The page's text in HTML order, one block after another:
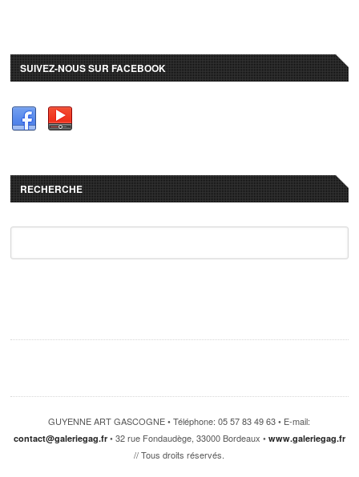
SUIVEZ-NOUS SUR FACEBOOK
RECHERCHE
GUYENNE ART GASCOGNE • Téléphone: 05 57 83 49 63 • E-mail:
contact@galeriegag.fr• 32 rue Fondaudège, 33000 Bordeaux • www.galeriegag.fr
// Tous droits réservés.